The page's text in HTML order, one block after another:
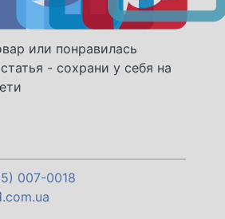
или понравилась
- сохрани у себя на
007-0018